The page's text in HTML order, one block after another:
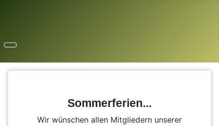
Sommerferien...
Wir wünschen allen Mitgliedern unserer